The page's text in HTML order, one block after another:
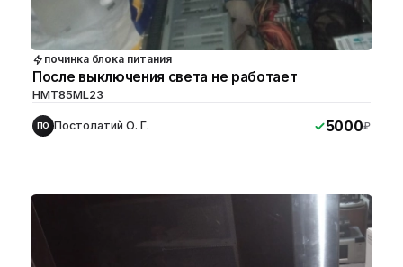
починка блока питания
После выключения света не работает
HMT85ML23
ПО Постолатий О. Г. 5000₽